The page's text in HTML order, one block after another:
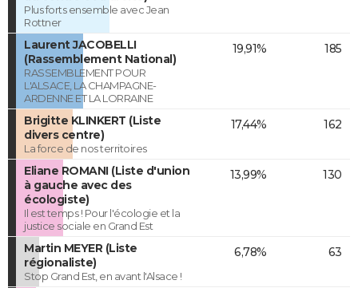
Plus forts ensemble avec Jean
Rottner
Laurent JACOBELLI
(Rassemblement National)
RASSEMBLEMENT POUR
L'ALSACE, LA CHAMPAGNE-
ARDENNE ET LA LORRAINE
19,91% 185
Brigitte KLINKERT (Liste
divers centre)
La force de nos territoires
17,44% 162
Eliane ROMANI (Liste d'union
à gauche avec des
écologiste)
Il est temps ! Pour l'écologie et la
justice sociale en Grand Est
13,99% 130
Martin MEYER (Liste
régionaliste)
Stop Grand Est, en avant l'Alsace !
6,78% 63